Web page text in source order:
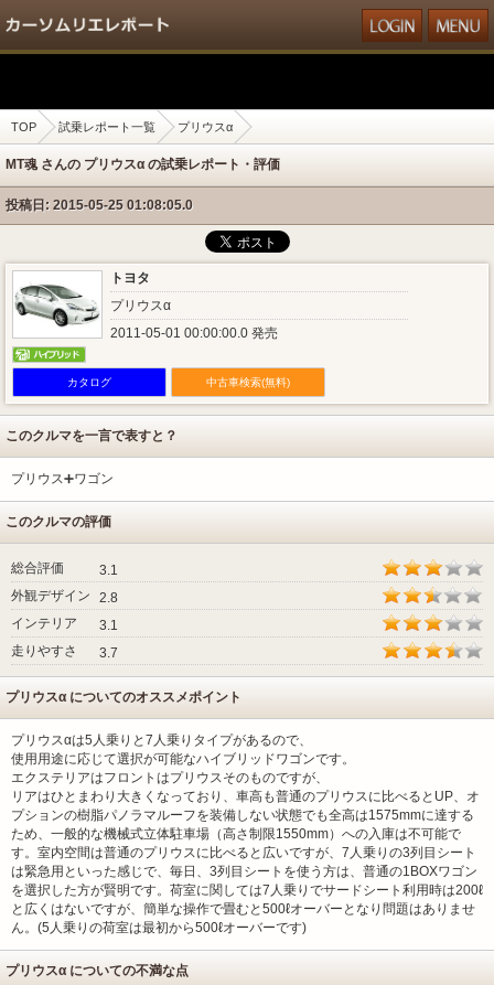
TOP 試乗レポート一覧 プリウスα
MT魂 さんの プリウスα の試乗レポート・評価
投稿日: 2015-05-25 01:08:05.0
トヨタ
プリウスα
2011-05-01 00:00:00.0 発売
カタログ 中古車検索(無料)
このクルマを一言で表すと？
プリウス➕ワゴン
このクルマの評価
総合評価
3.1
外観デザイン
2.8
インテリア
3.1
走りやすさ
3.7
プリウスα についてのオススメポイント
プリウスαは5人乗りと7人乗りタイプがあるので、
使用用途に応じて選択が可能なハイブリッドワゴンです。
エクステリアはフロントはプリウスそのものですが、
リアはひとまわり大きくなっており、車高も普通のプリウスに比べるとUP、オ
プションの樹脂パノラマルーフを装備しない状態でも全高は1575mmに達する
ため、一般的な機械式立体駐車場（高さ制限1550mm）への入庫は不可能で
す。室内空間は普通のプリウスに比べると広いですが、7人乗りの3列目シート
は緊急用といった感じで、毎日、3列目シートを使う方は、普通の1BOXワゴン
を選択した方が賢明です。荷室に関しては7人乗りでサードシート利用時は200ℓ
と広くはないですが、簡単な操作で畳むと500ℓオーバーとなり問題はありませ
ん。(5人乗りの荷室は最初から500ℓオーバーです)
プリウスα についての不満な点